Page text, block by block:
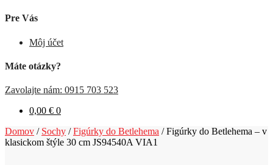
Pre Vás
Môj účet
Máte otázky?
Zavolajte nám: 0915 703 523
0,00 € 0
Domov / Sochy /Figúrky do Betlehema /Figúrky do Betlehema – v
klasickom štýle 30 cm JS94540A VIA1